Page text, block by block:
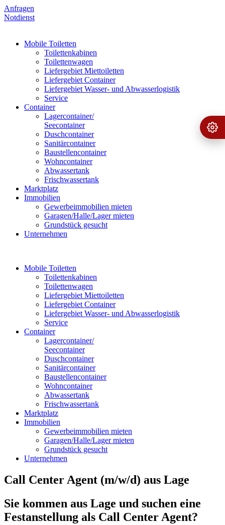
Anfragen
Notdienst
Mobile Toiletten
Toilettenkabinen
Toilettenwagen
Liefergebiet Miettoiletten
Liefergebiet Container
Liefergebiet Wasser- und Abwasserlogistik
Service
Container
Lagercontainer/
Seecontainer
Duschcontainer
Sanitärcontainer
Baustellencontainer
Wohncontainer
Abwassertank
Frischwassertank
Marktplatz
Immobilien
Gewerbeimmobilien mieten
Garagen/Halle/Lager mieten
Grundstück gesucht
Unternehmen
Mobile Toiletten
Toilettenkabinen
Toilettenwagen
Liefergebiet Miettoiletten
Liefergebiet Container
Liefergebiet Wasser- und Abwasserlogistik
Service
Container
Lagercontainer/
Seecontainer
Duschcontainer
Sanitärcontainer
Baustellencontainer
Wohncontainer
Abwassertank
Frischwassertank
Marktplatz
Immobilien
Gewerbeimmobilien mieten
Garagen/Halle/Lager mieten
Grundstück gesucht
Unternehmen
Call Center Agent (m/w/d) aus Lage
Sie kommen aus Lage und suchen eine
Festanstellung als Call Center Agent?
›